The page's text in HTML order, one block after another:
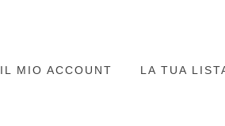
IL MIO ACCOUNT LA TUA